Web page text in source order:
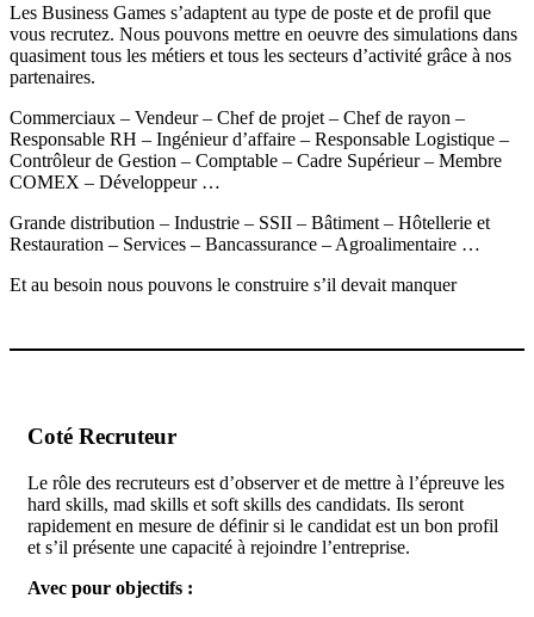
Les Business Games s’adaptent au type de poste et de profil que
vous recrutez. Nous pouvons mettre en oeuvre des simulations dans
quasiment tous les métiers et tous les secteurs d’activité grâce à nos
partenaires.
Commerciaux – Vendeur – Chef de projet – Chef de rayon –
Responsable RH – Ingénieur d’affaire – Responsable Logistique –
Contrôleur de Gestion – Comptable – Cadre Supérieur – Membre
COMEX – Développeur …
Grande distribution – Industrie – SSII – Bâtiment – Hôtellerie et
Restauration – Services – Bancassurance – Agroalimentaire …
Et au besoin nous pouvons le construire s’il devait manquer
Coté Recruteur
Le rôle des recruteurs est d’observer et de mettre à l’épreuve les
hard skills, mad skills et soft skills des candidats. Ils seront
rapidement en mesure de définir si le candidat est un bon profil
et s’il présente une capacité à rejoindre l’entreprise.
Avec pour objectifs :